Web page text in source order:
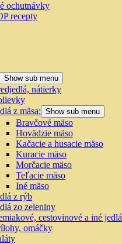
ochutnávky
recepty
Show sub menu
nátierky
z mäsa: Show sub menu
Bravčové mäso
Hovädzie mäso
Kačacie a husacie mäso
Kuracie mäso
Morčacie mäso
Teľacie mäso
Iné mäso
z rýb
zo zeleniny
cestovinové a iné jedlá
omáčky